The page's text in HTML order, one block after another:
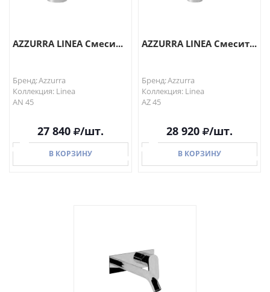
AZZURRA LINEA Смеси...
Бренд: Azzurra
Коллекция: Linea
AN 45
27 840 /шт.
В КОРЗИНУ
AZZURRA LINEA Смесит...
Бренд: Azzurra
Коллекция: Linea
AZ 45
28 920 /шт.
В КОРЗИНУ